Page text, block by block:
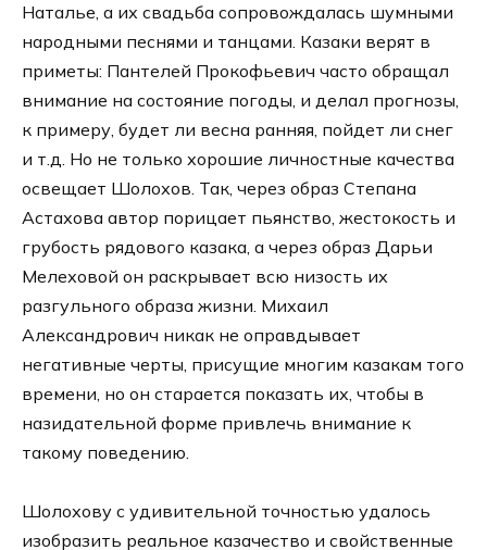
Наталье, а их свадьба сопровождалась шумными
народными песнями и танцами. Казаки верят в
приметы: Пантелей Прокофьевич часто обращал
внимание на состояние погоды, и делал прогнозы,
к примеру, будет ли весна ранняя, пойдет ли снег
и т.д. Но не только хорошие личностные качества
освещает Шолохов. Так, через образ Степана
Астахова автор порицает пьянство, жестокость и
грубость рядового казака, а через образ Дарьи
Мелеховой он раскрывает всю низость их
разгульного образа жизни. Михаил
Александрович никак не оправдывает
негативные черты, присущие многим казакам того
времени, но он старается показать их, чтобы в
назидательной форме привлечь внимание к
такому поведению.
Шолохову с удивительной точностью удалось
изобразить реальное казачество и свойственные